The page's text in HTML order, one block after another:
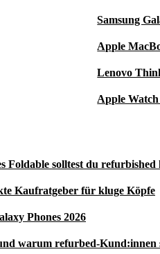
Samsung
Apple
Lenovo
Apple
Foldable solltest du refurbished
Kaufratgeber für kluge Köpfe
Phones 2026
warum refurbed-Kund:innen